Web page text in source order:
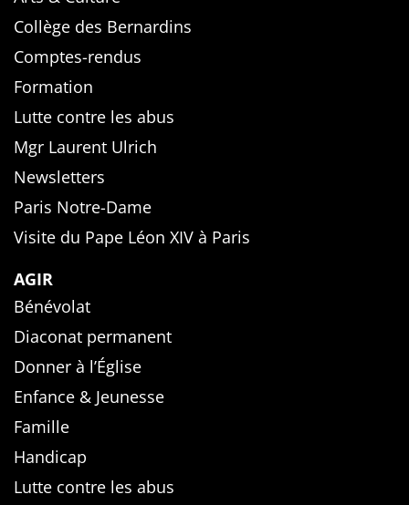
Collège des Bernardins
Comptes-rendus
Formation
Lutte contre les abus
Mgr Laurent Ulrich
Newsletters
Paris Notre-Dame
Visite du Pape Léon XIV à Paris
AGIR
Bénévolat
Diaconat permanent
Donner à l’Église
Enfance & Jeunesse
Famille
Handicap
Lutte contre les abus